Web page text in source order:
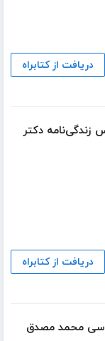
دریافت از کتابراه
زندگی‌نامه دکتر
دریافت از کتابراه
محمد مصدق